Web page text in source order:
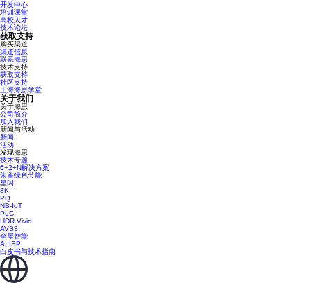
开发中心
培训课堂
高校人才
技术论坛
获取支持
购买渠道
渠道信息
联系海思
技术支持
获取支持
社区支持
上海海思学堂
关于我们
关于海思
公司简介
加入我们
新闻与活动
新闻
活动
发现海思
技术专题
6+2+N解决方案
朱雀绿色节能
星闪
8K
PQ
NB-IoT
PLC
HDR Vivid
AVS3
全屋智能
AI ISP
白皮书与技术指南